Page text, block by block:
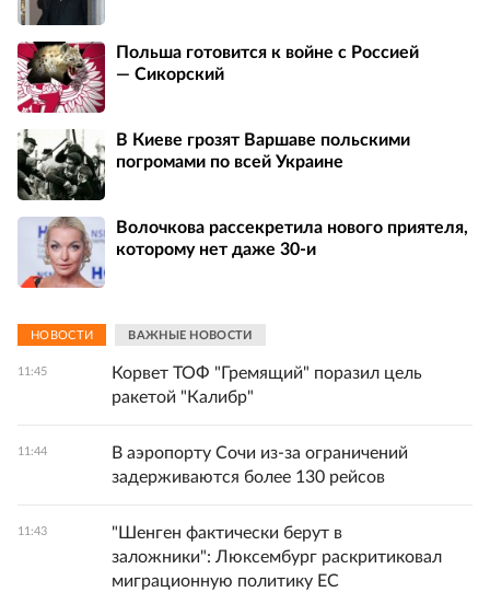
Польша готовится к войне с Россией
— Сикорский
В Киеве грозят Варшаве польскими
погромами по всей Украине
Волочкова рассекретила нового приятеля,
которому нет даже 30-и
НОВОСТИ ВАЖНЫЕ НОВОСТИ
11:45
Корвет ТОФ "Гремящий" поразил цель
ракетой "Калибр"
11:44
В аэропорту Сочи из-за ограничений
задерживаются более 130 рейсов
11:43
"Шенген фактически берут в
заложники": Люксембург раскритиковал
миграционную политику ЕС